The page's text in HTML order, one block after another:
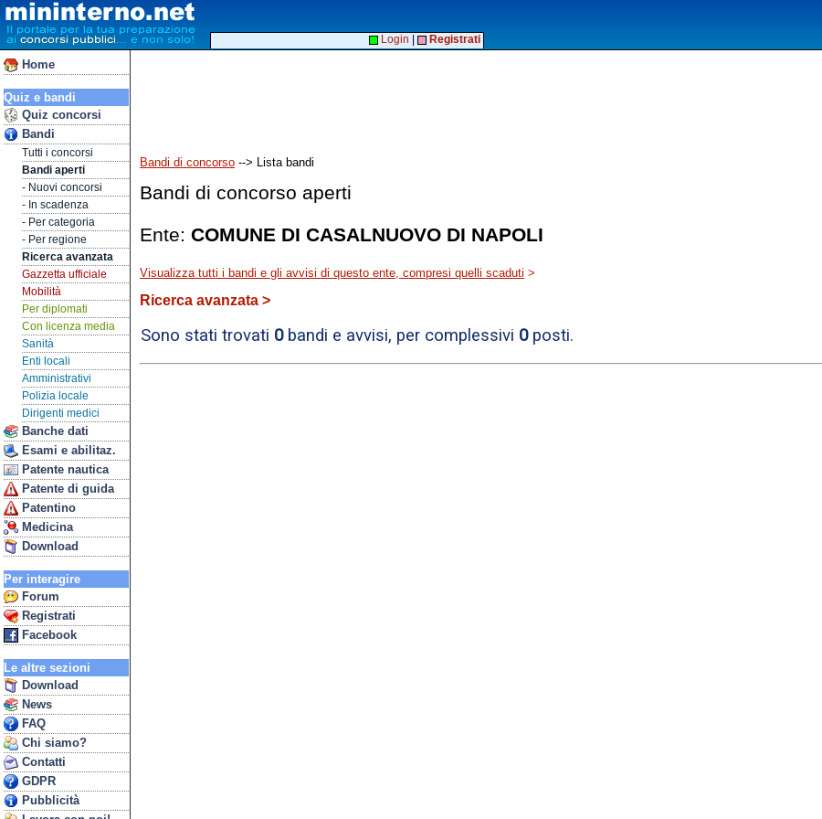
Home
Quiz e bandi
Quiz concorsi
Bandi
Tutti i concorsi
Bandi aperti
- Nuovi concorsi
- In scadenza
- Per categoria
- Per regione
Ricerca avanzata
Gazzetta ufficiale
Mobilità
Per diplomati
Con licenza media
Sanità
Enti locali
Amministrativi
Polizia locale
Dirigenti medici
Banche dati
Esami e abilitaz.
Patente nautica
Patente di guida
Patentino
Medicina
Download
Per interagire
Forum
Registrati
Facebook
Le altre sezioni
Download
News
FAQ
Chi siamo?
Contatti
GDPR
Pubblicità
Login Registrati
Bandi di concorso --> Lista bandi
Bandi di concorso aperti
Ente: COMUNE DI CASALNUOVO DI NAPOLI
Visualizza tutti i bandi e gli avvisi di questo ente, compresi quelli scaduti >
Ricerca avanzata >
Sono stati trovati 0bandi e avvisi, per complessivi 0posti.